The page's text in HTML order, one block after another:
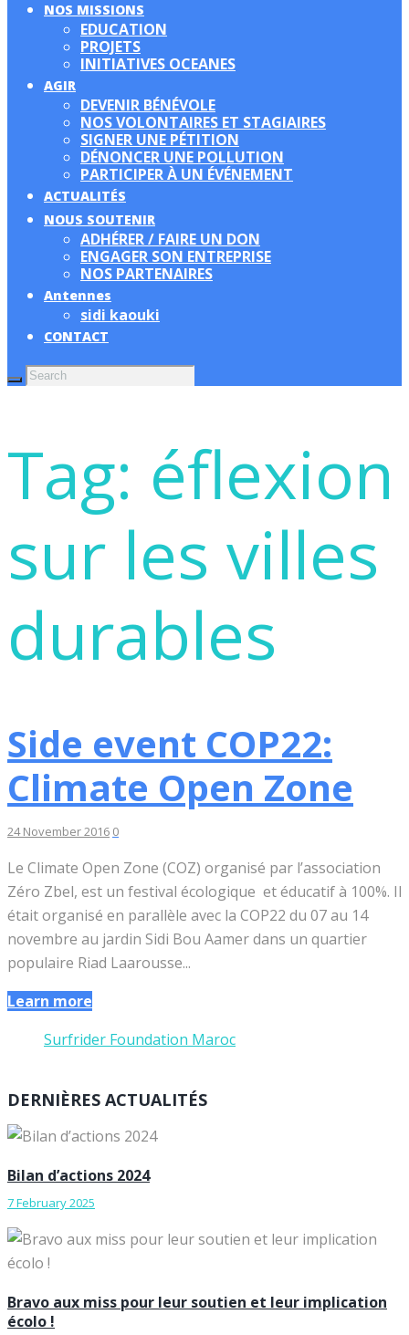
NOS MISSIONS
EDUCATION
PROJETS
INITIATIVES OCEANES
AGIR
DEVENIR BÉNÉVOLE
NOS VOLONTAIRES ET STAGIAIRES
SIGNER UNE PÉTITION
DÉNONCER UNE POLLUTION
PARTICIPER À UN ÉVÉNEMENT
ACTUALITÉS
NOUS SOUTENIR
ADHÉRER / FAIRE UN DON
ENGAGER SON ENTREPRISE
NOS PARTENAIRES
Antennes
sidi kaouki
CONTACT
Tag: éflexion
sur les villes
durables
Side event COP22:
Climate Open Zone
24 November 2016 0
Le Climate Open Zone (COZ) organisé par l’association
Zéro Zbel, est un festival écologique et éducatif à 100%. Il
était organisé en parallèle avec la COP22 du 07 au 14
novembre au jardin Sidi Bou Aamer dans un quartier
populaire Riad Laarousse...
Learn more
Surfrider Foundation Maroc
DERNIÈRES ACTUALITÉS
Bilan d’actions 2024
7 February 2025
Bravo aux miss pour leur soutien et leur implication
écolo !